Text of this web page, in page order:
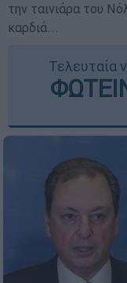
την ταινιάρα του
καρδιά...
Τελευταία